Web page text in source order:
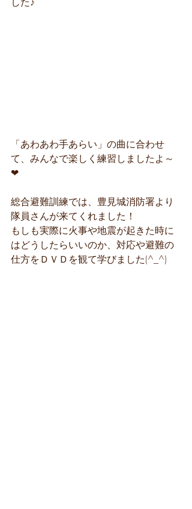
「あわあわ手あらい」の曲に合わせ
て、みんなで楽しく練習しましたよ～
❤
総合避難訓練では、豊見城消防署より
隊員さんが来てくれました！
もしも実際に火事や地震が起きた時に
はどうしたらいいのか、対応や避難の
仕方をＤＶＤを観て学びました(^_^)